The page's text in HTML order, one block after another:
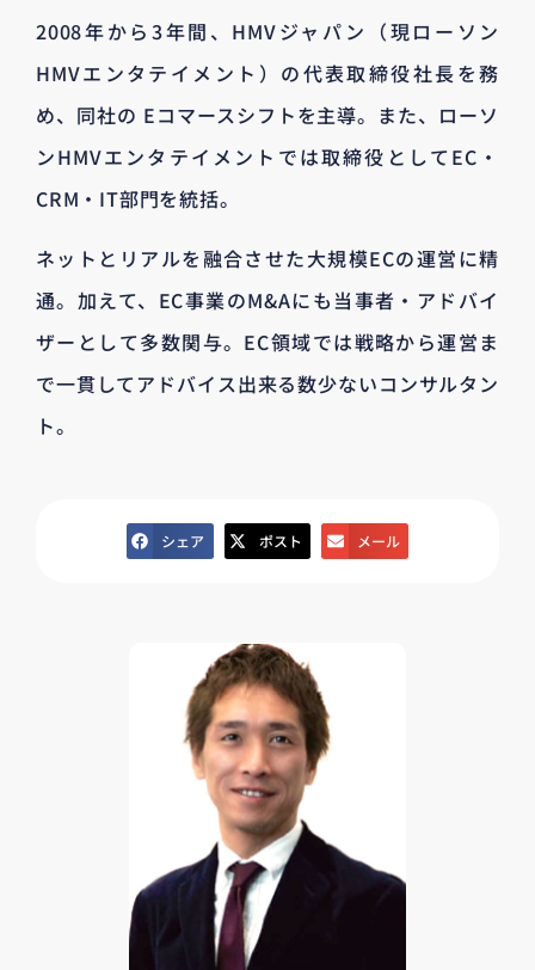
2008年から3年間、HMVジャパン（現ローソン
HMVエンタテイメント）の代表取締役社長を務
め、同社の Eコマースシフトを主導。また、ローソ
ンHMVエンタテイメントでは取締役としてEC・
CRM・IT部門を統括。
ネットとリアルを融合させた大規模ECの運営に精
通。加えて、EC事業のM&Aにも当事者・アドバイ
ザーとして多数関与。EC領域では戦略から運営ま
で一貫してアドバイス出来る数少ないコンサルタン
ト。
シェア ポスト メール